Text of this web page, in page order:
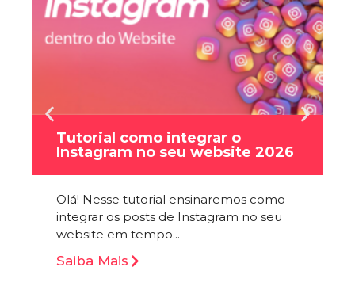
Tutorial como integrar o
Instagram no seu website 2026
Olá! Nesse tutorial ensinaremos como
integrar os posts de Instagram no seu
website em tempo...
Saiba Mais